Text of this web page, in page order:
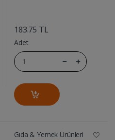
183.75 TL
Adet
Gıda & Yemek Ürünleri